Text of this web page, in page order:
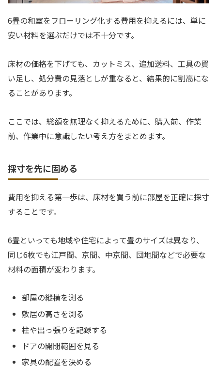
6畳の和室をフローリング化する費用を抑えるには、単に
安い材料を選ぶだけでは不十分です。
床材の価格を下げても、カットミス、追加送料、工具の買
い足し、処分費の見落としが重なると、結果的に割高にな
ることがあります。
ここでは、総額を無理なく抑えるために、購入前、作業
前、作業中に意識したい考え方をまとめます。
採寸を先に固める
費用を抑える第一歩は、床材を買う前に部屋を正確に採寸
することです。
6畳といっても地域や住宅によって畳のサイズは異なり、
同じ6枚でも江戸間、京間、中京間、団地間などで必要な
材料の面積が変わります。
部屋の縦横を測る
敷居の高さを測る
柱や出っ張りを記録する
ドアの開閉範囲を見る
家具の配置を決める